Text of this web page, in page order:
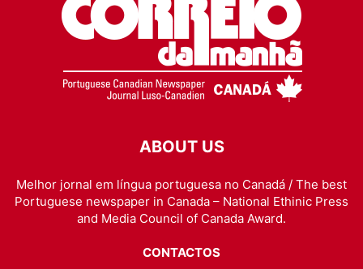
ABOUT US
Melhor jornal em língua portuguesa no Canadá / The best
Portuguese newspaper in Canada – National Ethinic Press
and Media Council of Canada Award.
CONTACTOS